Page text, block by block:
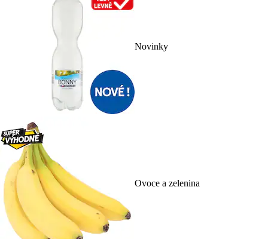
Novinky
Ovoce a zelenina